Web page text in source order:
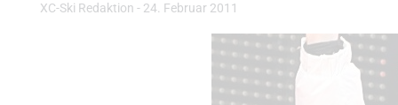
XC-Ski Redaktion - 24. Februar 2011